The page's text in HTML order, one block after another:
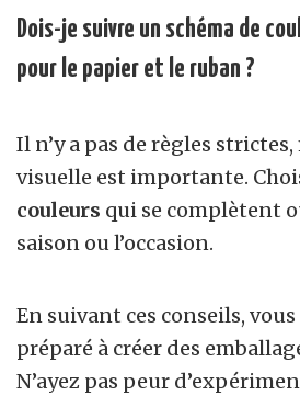
Dois-je suivre un schéma de
pour le papier et le ruban ?
Il n’y a pas de règles
visuelle est importante.
couleurs qui se complètent
saison ou l’occasion.
En suivant ces conseils,
préparé à créer des
N’ayez pas peur